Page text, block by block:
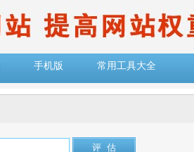
手机版 常用工具大全